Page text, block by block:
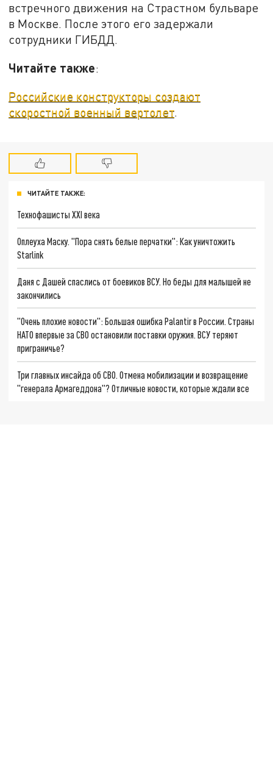
встречного движения на Страстном бульваре
в Москве. После этого его задержали
сотрудники ГИБДД.
Читайте также:
Российские конструкторы создают
скоростной военный вертолет
ЧИТАЙТЕ ТАКЖЕ:
Технофашисты XXI века
Оплеуха Маску. "Пора снять белые перчатки": Как уничтожить
Starlink
Даня с Дашей спаслись от боевиков ВСУ. Но беды для малышей не
закончились
"Очень плохие новости": Большая ошибка Palantir в России. Страны
НАТО впервые за СВО остановили поставки оружия. ВСУ теряют
приграничье?
Три главных инсайда об СВО. Отмена мобилизации и возвращение
"генерала Армагеддона"? Отличные новости, которые ждали все